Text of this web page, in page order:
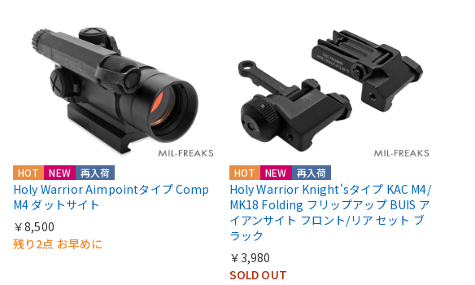
HOT NEW 再入荷
Holy Warrior Aimpointタイプ Comp
M4 ダットサイト
￥8,500
残り2点 お早めに
HOT NEW 再入荷
Holy Warrior Knight'sタイプ KAC M4/
MK18 Folding フリップアップ BUIS ア
イアンサイト フロント/リア セット ブ
ラック
￥3,980
SOLD OUT